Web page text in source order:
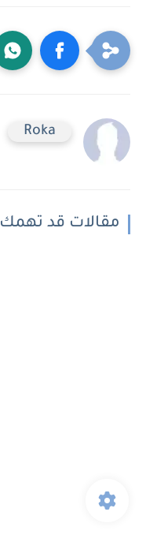
Roka
مقالات قد تهمك